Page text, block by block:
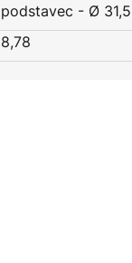
podstavec - Ø
8,78